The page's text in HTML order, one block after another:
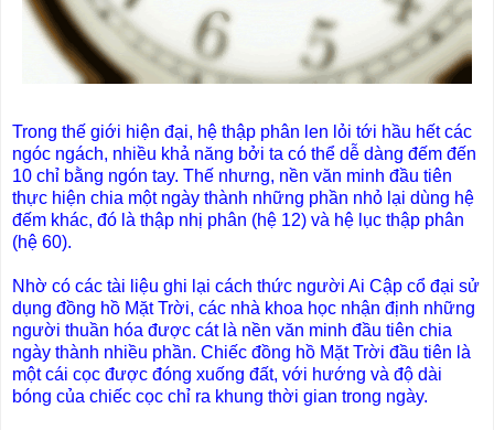
Trong thế giới hiện đại, hệ thập phân len lỏi tới hầu hết các
ngóc ngách, nhiều khả năng bởi ta có thể dễ dàng đếm đến
10 chỉ bằng ngón tay. Thế nhưng, nền văn minh đầu tiên
thực hiện chia một ngày thành những phần nhỏ lại dùng hệ
đếm khác, đó là thập nhị phân (hệ 12) và hệ lục thập phân
(hệ 60).
Nhờ có các tài liệu ghi lại cách thức người Ai Cập cổ đại sử
dụng đồng hồ Mặt Trời, các nhà khoa học nhận định những
người thuần hóa được cát là nền văn minh đầu tiên chia
ngày thành nhiều phần. Chiếc đồng hồ Mặt Trời đầu tiên là
một cái cọc được đóng xuống đất, với hướng và độ dài
bóng của chiếc cọc chỉ ra khung thời gian trong ngày.